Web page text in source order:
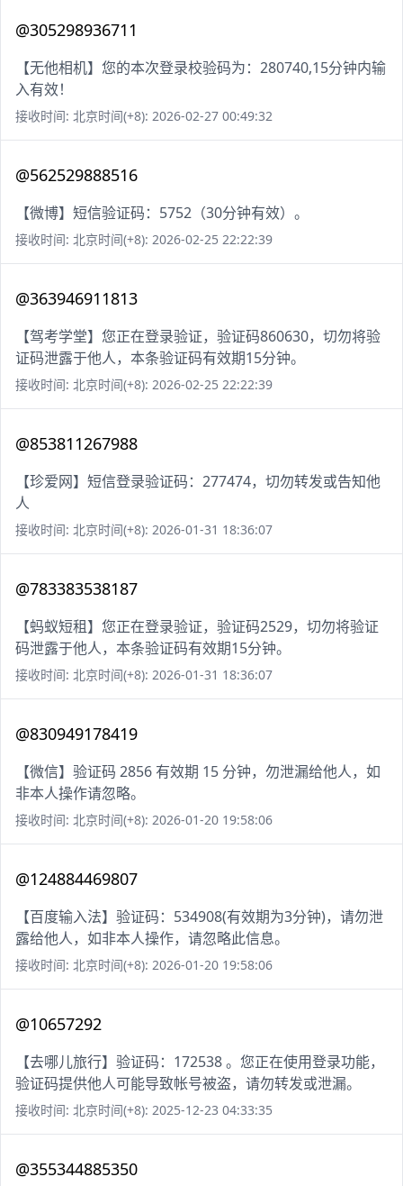
@305298936711
【无他相机】您的本次登录校验码为：280740,15分钟内输
入有效！
接收时间: 北京时间(+8): 2026-02-27 00:49:32
@562529888516
【微博】短信验证码：5752（30分钟有效）。
接收时间: 北京时间(+8): 2026-02-25 22:22:39
@363946911813
【驾考学堂】您正在登录验证，验证码860630，切勿将验
证码泄露于他人，本条验证码有效期15分钟。
接收时间: 北京时间(+8): 2026-02-25 22:22:39
@853811267988
【珍爱网】短信登录验证码：277474，切勿转发或告知他
人
接收时间: 北京时间(+8): 2026-01-31 18:36:07
@783383538187
【蚂蚁短租】您正在登录验证，验证码2529，切勿将验证
码泄露于他人，本条验证码有效期15分钟。
接收时间: 北京时间(+8): 2026-01-31 18:36:07
@830949178419
【微信】验证码 2856 有效期 15 分钟，勿泄漏给他人，如
非本人操作请忽略。
接收时间: 北京时间(+8): 2026-01-20 19:58:06
@124884469807
【百度输入法】验证码：534908(有效期为3分钟)，请勿泄
露给他人，如非本人操作，请忽略此信息。
接收时间: 北京时间(+8): 2026-01-20 19:58:06
@10657292
【去哪儿旅行】验证码：172538 。您正在使用登录功能，
验证码提供他人可能导致帐号被盗，请勿转发或泄漏。
接收时间: 北京时间(+8): 2025-12-23 04:33:35
@355344885350